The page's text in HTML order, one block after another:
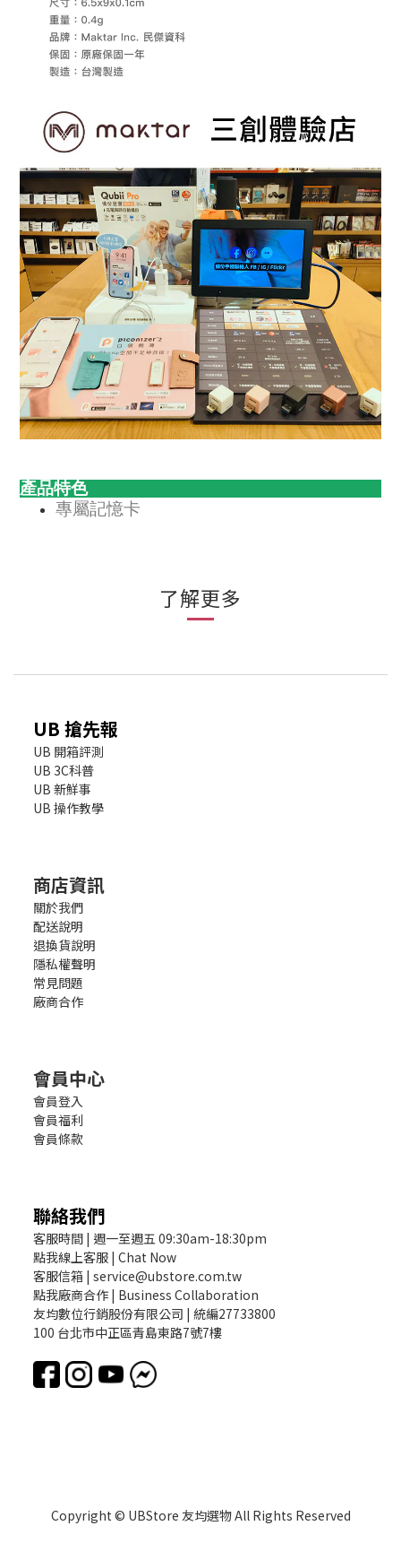
產品特色
專屬記憶卡
了解更多
UB 搶先報
UB 開箱評測
UB 3C科普
UB 新鮮事
UB 操作教學
商店資訊
關於我們
配送說明
退換貨說明
隱私權聲明
常見問題
廠商合作
會員中心
會員登入
會員福利
會員條款
聯絡我們
客服時間 | 週一至週五 09:30am-18:30pm
點我線上客服 | Chat Now
客服信箱 | service@ubstore.com.tw
點我廠商合作 | Business Collaboration
友均數位行銷股份有限公司 | 統編27733800
100 台北市中正區青島東路7號7樓
Copyright © UBStore 友均選物 All Rights Reserved